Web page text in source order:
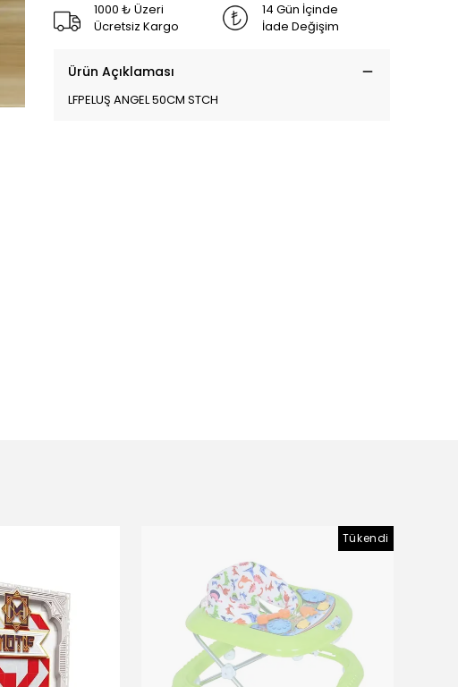
1000 ₺ Üzeri
Ücretsiz Kargo
14 Gün İçinde
İade Değişim
Ürün Açıklaması
LFPELUŞ ANGEL 50CM STCH
Tükendi